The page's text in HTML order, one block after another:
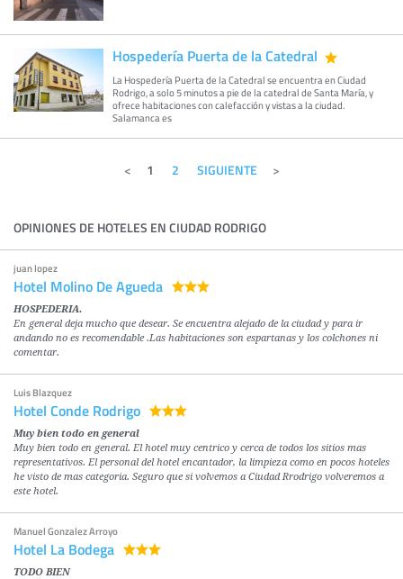
Hospedería Puerta de la Catedral
La Hospedería Puerta de la Catedral se encuentra en Ciudad
Rodrigo, a solo 5 minutos a pie de la catedral de Santa María, y
ofrece habitaciones con calefacción y vistas a la ciudad.
Salamanca es
1 2 SIGUIENTE
OPINIONES DE HOTELES EN CIUDAD RODRIGO
juan lopez
Hotel Molino De Agueda
HOSPEDERIA.
En general deja mucho que desear. Se encuentra alejado de la ciudad y para ir
andando no es recomendable .Las habitaciones son espartanas y los colchones ni
comentar.
Luis Blazquez
Hotel Conde Rodrigo
Muy bien todo en general
Muy bien todo en general. El hotel muy centrico y cerca de todos los sitios mas
representativos. El personal del hotel encantador, la limpieza como en pocos hoteles
he visto de mas categoria. Seguro que si volvemos a Ciudad Rrodrigo volveremos a
este hotel.
Manuel Gonzalez Arroyo
Hotel La Bodega
TODO BIEN